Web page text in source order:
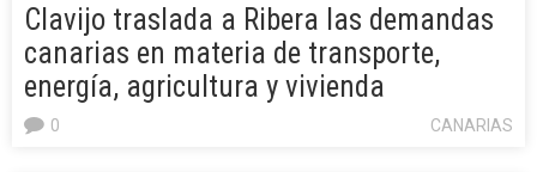
Clavijo traslada a Ribera las demandas
canarias en materia de transporte,
energía, agricultura y vivienda
CANARIAS
0